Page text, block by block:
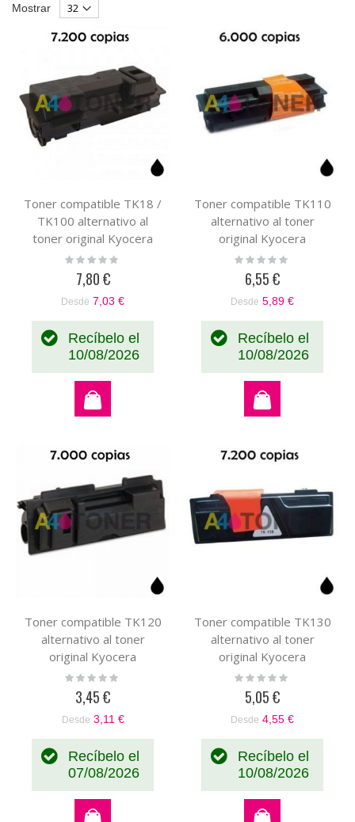
Mostrar
Toner compatible TK18 /
TK100 alternativo al
toner original Kyocera
370QB0KX /370PU5KW
/ TK-18 / TK-100
Rating:
7,80 €
Desde 7,03 €
Recíbelo el
10/08/2026
Toner compatible TK110
alternativo al toner
original Kyocera
1T02FV0DE0 / TK-110
Rating:
6,55 €
Desde 5,89 €
Recíbelo el
10/08/2026
Toner compatible TK120
alternativo al toner
original Kyocera
1T02G60DE0 TK-120
Rating:
3,45 €
Desde 3,11 €
Recíbelo el
07/08/2026
Toner compatible TK130
alternativo al toner
original Kyocera
1T02HS0EUC / TK-130
Rating:
5,05 €
Desde 4,55 €
Recíbelo el
10/08/2026